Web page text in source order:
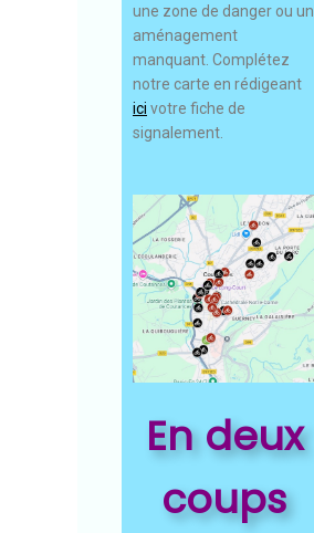
une zone de danger ou un
aménagement
manquant. Complétez
notre carte en rédigeant
ici votre fiche de
signalement.
En deux
coups